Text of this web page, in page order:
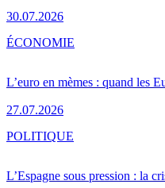
30.07.2026
L’euro en mèmes : quand les
27.07.2026
ÉCONOMIE
L’Espagne sous pression : la
POLITIQUE